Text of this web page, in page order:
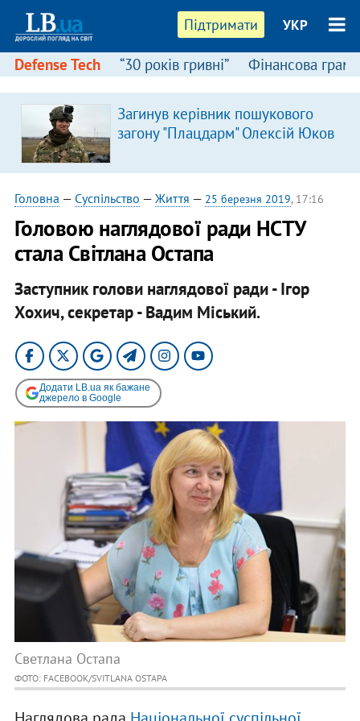
Підтримати УКР
Defense Tech “30 років гривні” Фінансова
Загинув керівник пошукового
загону "Плацдарм" Олексій Юков
Головна — Суспільство — Життя — 25 березня 2019, 17:16
Головою наглядової ради НСТУ
стала Світлана Остапа
Заступник голови наглядової ради - Ігор
Хохич, секретар - Вадим Міський.
Додати LB.ua як бажане
джерело в Google
Светлана Остапа
ФОТО: FACEBOOK/SVITLANA OSTAPA